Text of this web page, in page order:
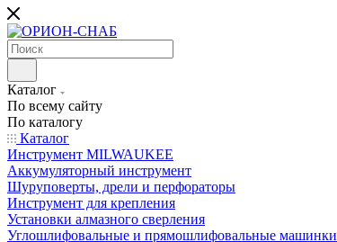
Каталог
По всему сайту
По каталогу
Каталог
Инструмент MILWAUKEE
Аккумуляторный инструмент
Шуруповерты, дрели и перфораторы
Инструмент для крепления
Установки алмазного сверления
Углошлифовальные и прямошлифовальные машинки